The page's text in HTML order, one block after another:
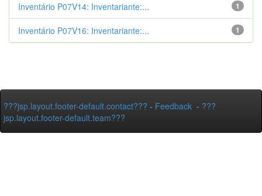
1
Inventário P07V14: Inventariante:...
1
Inventário P07V16: Inventariante:...
???jsp.layout.footer-default.contact??? - Feedback - ???
jsp.layout.footer-default.team???